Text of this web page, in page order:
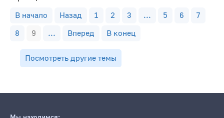
В начало Назад 1 2 3 ... 5 6
7
8
9 ... Вперед В конец
Посмотреть другие темы